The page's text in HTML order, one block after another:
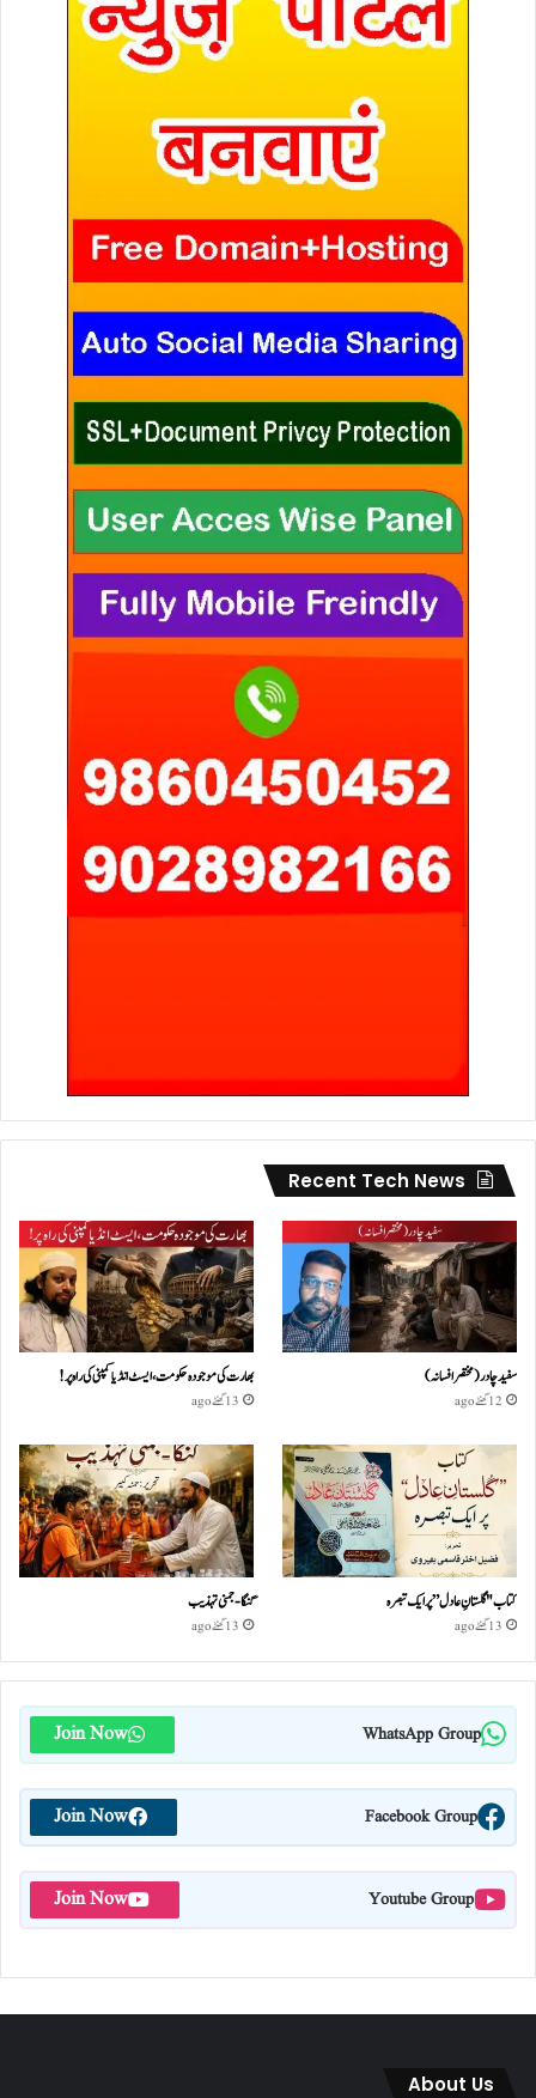
Recent Tech News
سفید چادر( مختصر افسانہ)
12 گھنٹے ago
بھارت کی موجودہ حکومت،ایسٹ انڈیا کمپنی کی راہ پر!
13 گھنٹے ago
کتاب "گلستانِ عادل” پر ایک تبصرہ
13 گھنٹے ago
گنگا-جمنی تہذیب
13 گھنٹے ago
WhatsApp Group
Join Now
Facebook Group
Join Now
Youtube Group
Join Now
About Us